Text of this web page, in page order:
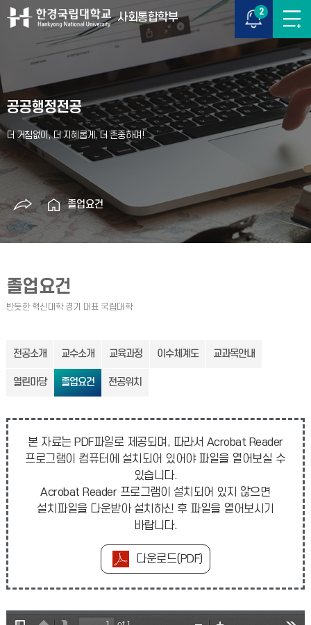
사회통합학부 2
공공행정전공
졸업요건
졸업요건
전공소개 교수소개 교육과정 이수체계도 교과목안내
열린마당 졸업요건 전공위치
본 자료는 PDF파일로 제공되며, 따라서 Acrobat Reader
프로그램이 컴퓨터에 설치되어 있어야 파일을 열어보실 수
있습니다.
Acrobat Reader 프로그램이 설치되어 있지 않으면
설치파일을 다운받아 설치하신 후 파일을 열어보시기
바랍니다.
다운로드(PDF)